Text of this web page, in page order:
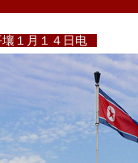
１月１４日电